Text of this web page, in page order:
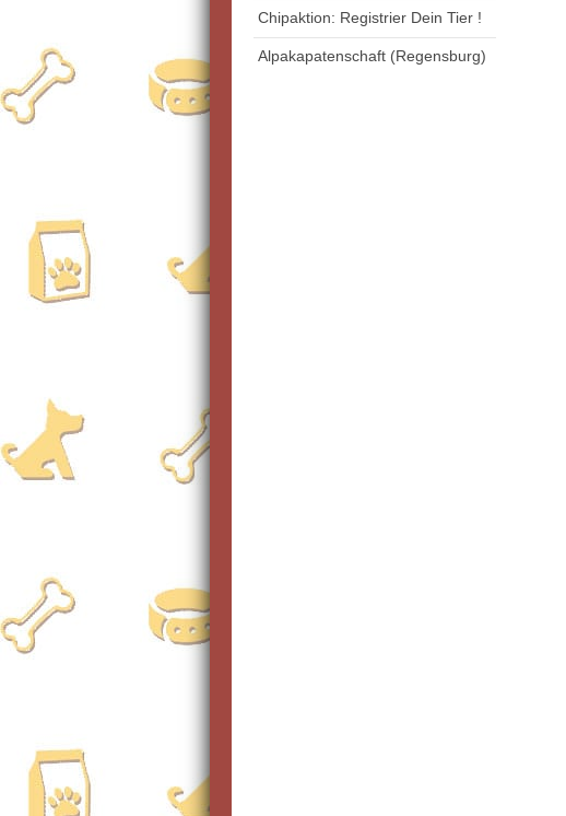
Chipaktion: Registrier Dein Tier !
Alpakapatenschaft (Regensburg)